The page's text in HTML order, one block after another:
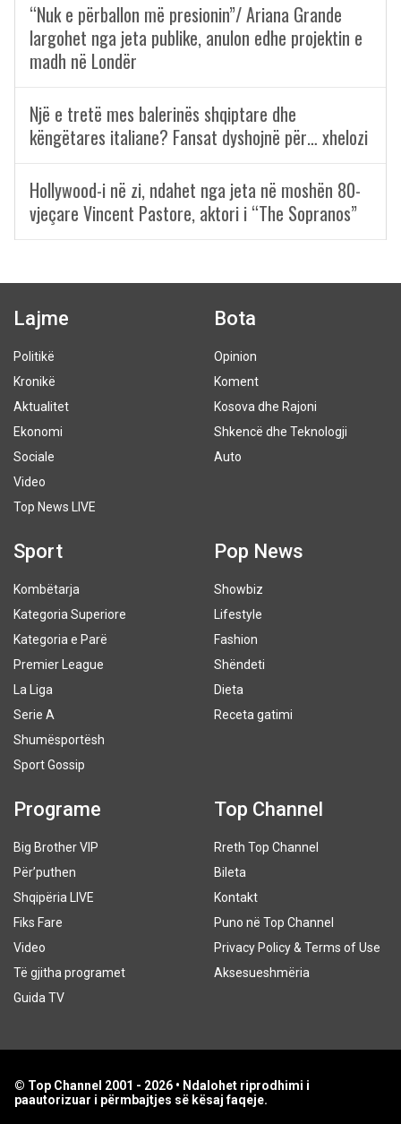
“Nuk e përballon më presionin”/ Ariana Grande
largohet nga jeta publike, anulon edhe projektin e
madh në Londër
Një e tretë mes balerinës shqiptare dhe
këngëtares italiane? Fansat dyshojnë për… xhelozi
Hollywood-i në zi, ndahet nga jeta në moshën 80-
vjeçare Vincent Pastore, aktori i “The Sopranos”
Lajme
Politikë
Kronikë
Aktualitet
Ekonomi
Sociale
Video
Top News LIVE
Bota
Opinion
Koment
Kosova dhe Rajoni
Shkencë dhe Teknologji
Auto
Sport
Kombëtarja
Kategoria Superiore
Kategoria e Parë
Premier League
La Liga
Serie A
Shumësportësh
Sport Gossip
Pop News
Showbiz
Lifestyle
Fashion
Shëndeti
Dieta
Receta gatimi
Programe
Big Brother VIP
Për’puthen
Shqipëria LIVE
Fiks Fare
Video
Të gjitha programet
Guida TV
Top Channel
Rreth Top Channel
Bileta
Kontakt
Puno në Top Channel
Privacy Policy & Terms of Use
Aksesueshmëria
© Top Channel 2001 - 2026 • Ndalohet riprodhimi i
paautorizuar i përmbajtjes së kësaj faqeje.